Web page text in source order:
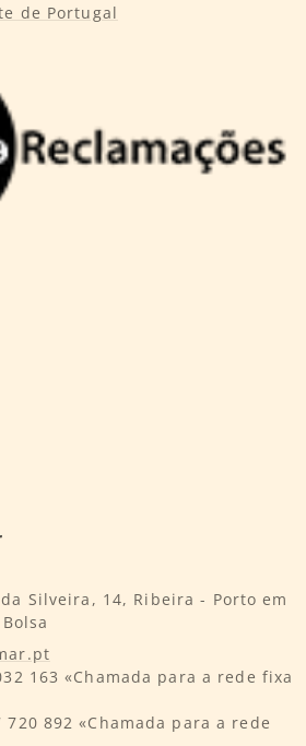
de Portugal
Silveira, 14, Ribeira - Porto em
163 «Chamada para a rede fixa
720 892 «Chamada para a rede